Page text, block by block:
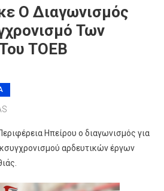
Ο Διαγωνισμός
Των
ΤΟΕΒ
Ηπείρου ο διαγωνισμός για
αρδευτικών έργων